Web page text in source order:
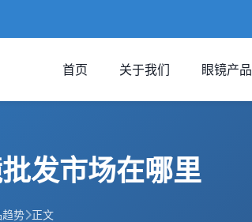
首页 关于我们 眼镜产品
发市场在哪里
趋势 正文